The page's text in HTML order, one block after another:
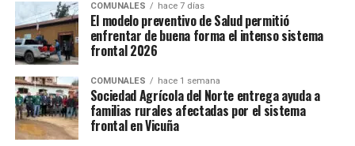
COMUNALES hace 7 días
El modelo preventivo de Salud permitió
enfrentar de buena forma el intenso sistema
frontal 2026
COMUNALES hace 1 semana
Sociedad Agrícola del Norte entrega ayuda a
familias rurales afectadas por el sistema
frontal en Vicuña